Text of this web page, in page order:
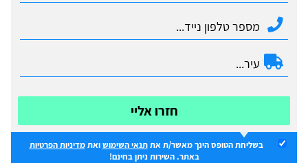
חזרו אליי
בשליחת הטופס הינך מאשר/ת אתתנאי השימושואתמדיניות הפרטיות
באתר. השירות ניתן בחינם!